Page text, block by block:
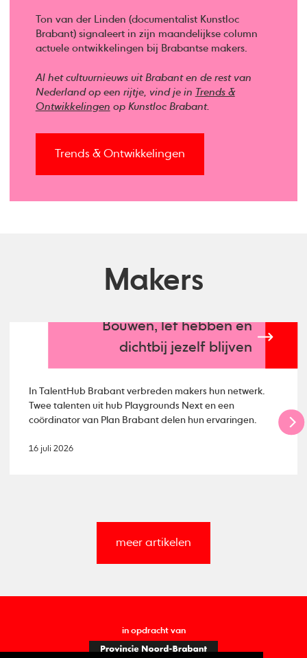
Ton van der Linden (documentalist Kunstloc
Brabant) signaleert in zijn maandelijkse column
actuele ontwikkelingen bij Brabantse makers.
Al het cultuurnieuws uit Brabant en de rest van
Nederland op een rijtje, vind je in Trends &
Ontwikkelingen op Kunstloc Brabant.
Trends & Ontwikkelingen
Makers
Bouwen, lef hebben en
dichtbij jezelf blijven
In TalentHub Brabant verbreden makers hun netwerk.
Twee talenten uit hub Playgrounds Next en een
coördinator van Plan Brabant delen hun ervaringen.
16 juli 2026
meer artikelen
in opdracht van